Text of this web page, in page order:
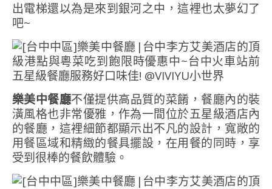
出電梯還以為是來到銀河之中，這裡也太夢幻了
吧~
樂美中餐廳不僅提供高品質的菜餚，餐廳內的裝
潢風格也非常優雅，作為一間位於五星級酒店內
的餐廳，這裡細節都顯示出不凡的設計，寬敞的
用餐區域和精緻的餐具擺設，在用餐的同時，享
受到很棒的餐飲體驗。